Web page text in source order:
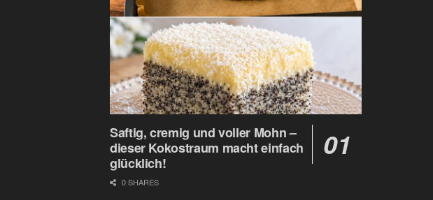
Saftig, cremig und voller Mohn –
dieser Kokostraum macht einfach
glücklich!
0 SHARES